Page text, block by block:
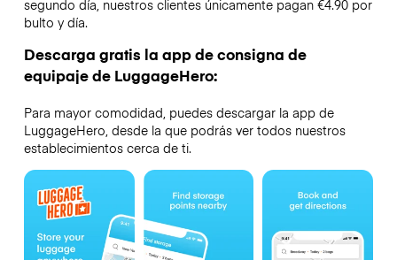
segundo día, nuestros clientes únicamente pagan €4.90 por
bulto y día.
Descarga gratis la app de consigna de
equipaje de LuggageHero:
Para mayor comodidad, puedes descargar la app de
LuggageHero, desde la que podrás ver todos nuestros
establecimientos cerca de ti.